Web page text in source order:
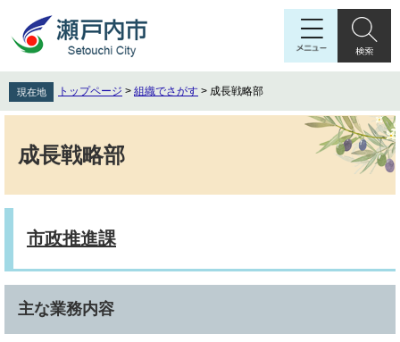
先
頭
を
飛
文
現在地 トップページ > 組織でさがす > 成長戦略部
成長戦略部
市政推進課
主な業務内容